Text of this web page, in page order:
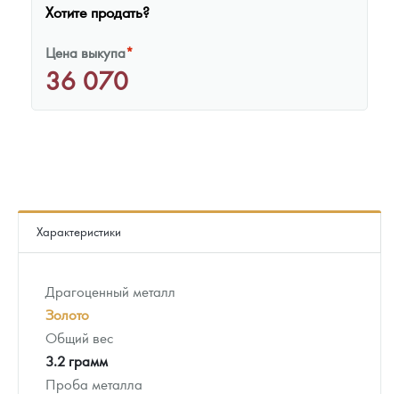
Хотите продать?
Цена выкупа*
36 070
Характеристики
Драгоценный металл
Золото
Общий вес
3.2 грамм
Проба металла